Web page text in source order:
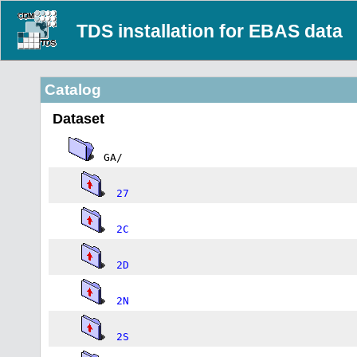
TDS installation for EBAS data
Catalog
Dataset
GA/
27
2C
2D
2N
2S